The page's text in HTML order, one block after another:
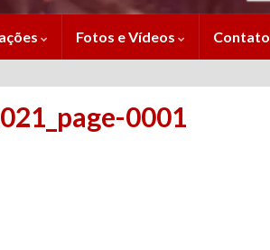
Fotos e Vídeos Contato
0001